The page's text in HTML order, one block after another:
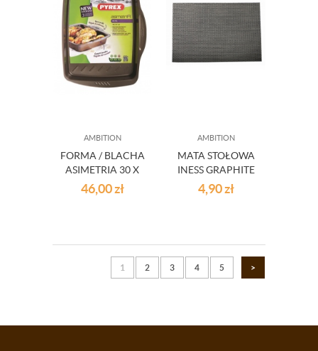
AMBITION
FORMA / BLACHA
ASIMETRIA 30 X
24 X 6 CM PYREX
46,00zł
AMBITION
MATA STOŁOWA
INESS GRAPHITE
45 X 30 CM
AMBITION
4,90zł
1 2 3 4 5 >